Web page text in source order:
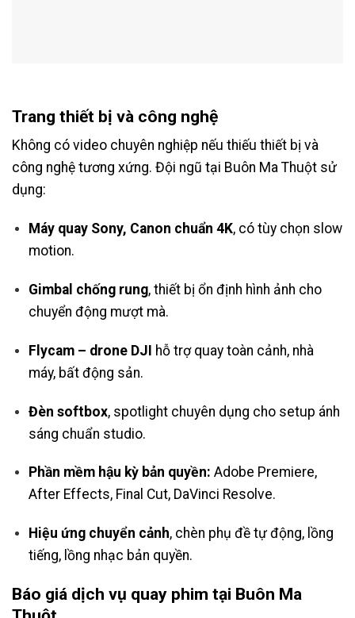
Trang thiết bị và công nghệ
Không có video chuyên nghiệp nếu thiếu thiết bị và
công nghệ tương xứng. Đội ngũ tại Buôn Ma Thuột sử
dụng:
Máy quay Sony, Canon chuẩn 4K, có tùy chọn slow
motion.
Gimbal chống rung, thiết bị ổn định hình ảnh cho
chuyển động mượt mà.
Flycam – drone DJI hỗ trợ quay toàn cảnh, nhà
máy, bất động sản.
Đèn softbox, spotlight chuyên dụng cho setup ánh
sáng chuẩn studio.
Phần mềm hậu kỳ bản quyền: Adobe Premiere,
After Effects, Final Cut, DaVinci Resolve.
Hiệu ứng chuyển cảnh, chèn phụ đề tự động, lồng
tiếng, lồng nhạc bản quyền.
Báo giá dịch vụ quay phim tại Buôn Ma